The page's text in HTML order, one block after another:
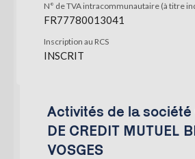
N° de TVA intracommunautaire (à titre
FR77780013041
Inscription au RCS
INSCRIT
Activités de la société
DE CREDIT MUTUEL
VOSGES